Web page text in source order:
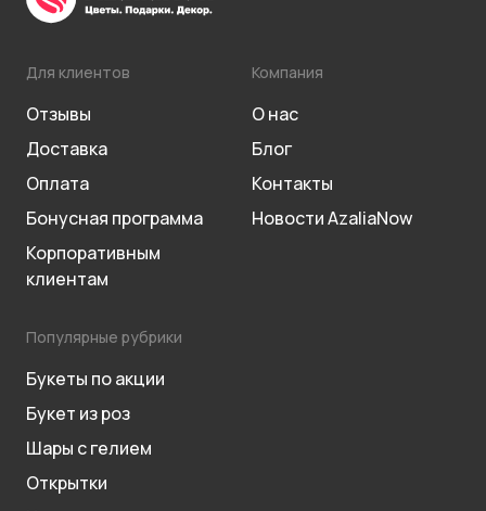
Для клиентов
Отзывы
Доставка
Оплата
Бонусная программа
Корпоративным
клиентам
Компания
О нас
Блог
Контакты
Новости AzaliaNow
Популярные рубрики
Букеты по акции
Букет из роз
Шары с гелием
Открытки